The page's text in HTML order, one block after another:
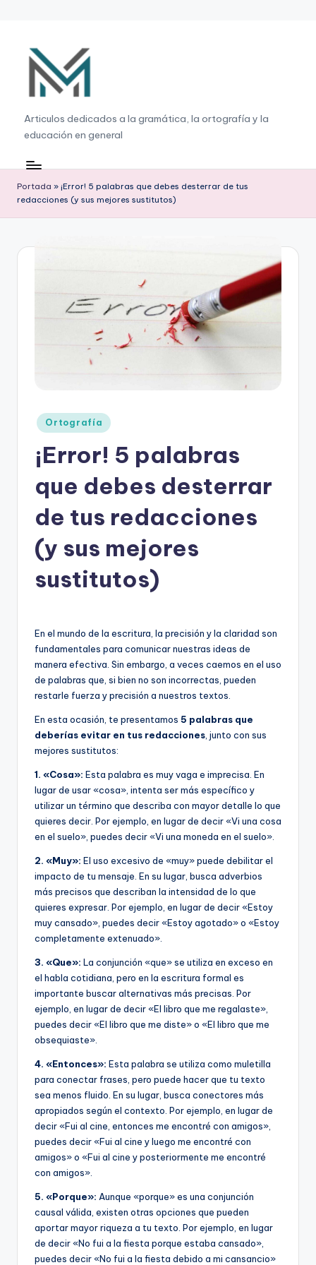
contenido
G
r
a
m
á
ci
ó
Articulos dedicados a la gramática, la ortografía y la
educación en general
Portada » ¡Error! 5 palabras que debes desterrar de tus
redacciones (y sus mejores sustitutos)
Publicado
en
Ortografía
¡Error! 5 palabras
que debes desterrar
de tus redacciones
(y sus mejores
sustitutos)
En el mundo de la escritura, la precisión y la claridad son
fundamentales para comunicar nuestras ideas de
manera efectiva. Sin embargo, a veces caemos en el uso
de palabras que, si bien no son incorrectas, pueden
restarle fuerza y precisión a nuestros textos.
En esta ocasión, te presentamos 5 palabras que
deberías evitar en tus redacciones , junto con sus
mejores sustitutos:
1. «Cosa»: Esta palabra es muy vaga e imprecisa. En
lugar de usar «cosa», intenta ser más específico y
utilizar un término que describa con mayor detalle lo que
quieres decir. Por ejemplo, en lugar de decir «Vi una cosa
en el suelo», puedes decir «Vi una moneda en el suelo».
2. «Muy»: El uso excesivo de «muy» puede debilitar el
impacto de tu mensaje. En su lugar, busca adverbios
más precisos que describan la intensidad de lo que
quieres expresar. Por ejemplo, en lugar de decir «Estoy
muy cansado», puedes decir «Estoy agotado» o «Estoy
completamente extenuado».
3. «Que»: La conjunción «que» se utiliza en exceso en
el habla cotidiana, pero en la escritura formal es
importante buscar alternativas más precisas. Por
ejemplo, en lugar de decir «El libro que me regalaste»,
puedes decir «El libro que me diste» o «El libro que me
obsequiaste».
4. «Entonces»: Esta palabra se utiliza como muletilla
para conectar frases, pero puede hacer que tu texto
sea menos fluido. En su lugar, busca conectores más
apropiados según el contexto. Por ejemplo, en lugar de
decir «Fui al cine, entonces me encontré con amigos»,
puedes decir «Fui al cine y luego me encontré con
amigos» o «Fui al cine y posteriormente me encontré
con amigos».
5. «Porque»: Aunque «porque» es una conjunción
causal válida, existen otras opciones que pueden
aportar mayor riqueza a tu texto. Por ejemplo, en lugar
de decir «No fui a la fiesta porque estaba cansado»,
puedes decir «No fui a la fiesta debido a mi cansancio»